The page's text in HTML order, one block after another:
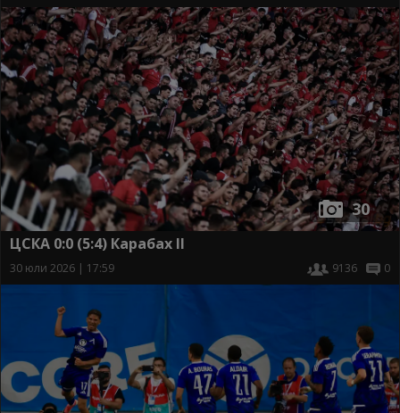
30
ЦСКА 0:0 (5:4) Карабах II
30 юли 2026 | 17:59 9136 0